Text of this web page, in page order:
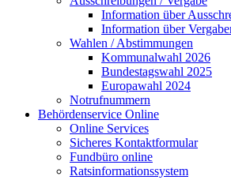
Information über
Information über
Wahlen / Abstimmungen
Kommunalwahl 2026
Bundestagswahl 2025
Europawahl 2024
Notrufnummern
Behördenservice Online
Online Services
Sicheres Kontaktformular
Fundbüro online
Ratsinformationssystem